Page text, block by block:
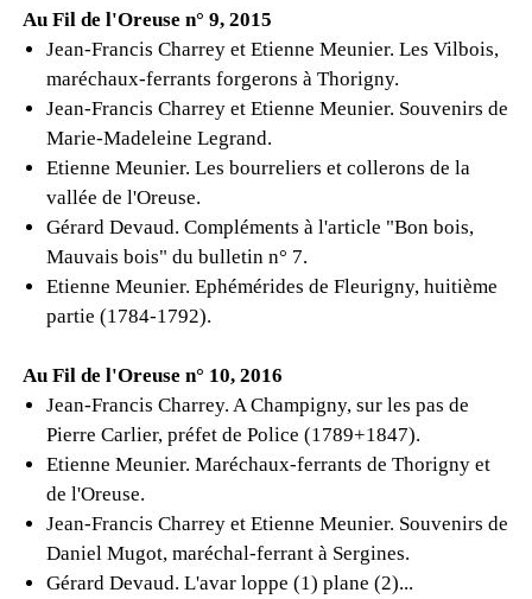
Au Fil de l'Oreuse n° 9, 2015
Jean-Francis Charrey et Etienne Meunier. Les Vilbois,
maréchaux-ferrants forgerons à Thorigny.
Jean-Francis Charrey et Etienne Meunier. Souvenirs de
Marie-Madeleine Legrand.
Etienne Meunier. Les bourreliers et collerons de la
vallée de l'Oreuse.
Gérard Devaud. Compléments à l'article "Bon bois,
Mauvais bois" du bulletin n° 7.
Etienne Meunier. Ephémérides de Fleurigny, huitième
partie (1784-1792).
Au Fil de l'Oreuse n° 10, 2016
Jean-Francis Charrey. A Champigny, sur les pas de
Pierre Carlier, préfet de Police (1789+1847).
Etienne Meunier. Maréchaux-ferrants de Thorigny et
de l'Oreuse.
Jean-Francis Charrey et Etienne Meunier. Souvenirs de
Daniel Mugot, maréchal-ferrant à Sergines.
Gérard Devaud. L'avar loppe (1) plane (2)...